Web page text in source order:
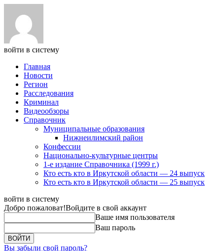
войти в систему
Главная
Новости
Регион
Расследования
Криминал
Видеообзоры
Справочник
Муниципальные образования
Нижнеилимский район
Конфессии
Национально-культурные центры
1-е издание Справочника (1999 г.)
Кто есть кто в Иркутской области — 24 выпуск
Кто есть кто в Иркутской области — 25 выпуск
войти в систему
Добро пожаловат!Войдите в свой аккаунт
Ваше имя пользователя
Ваш пароль
Вы забыли свой пароль?